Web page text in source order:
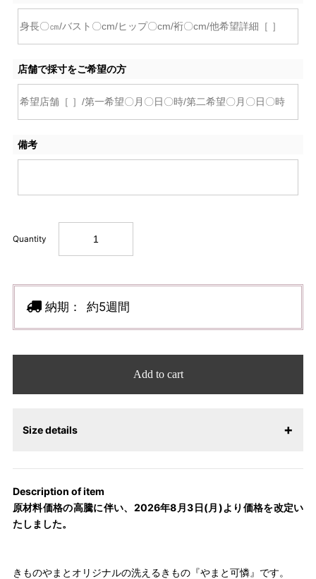
店舗で採寸をご希望の方
備考
Quantity
納期： 約5週間
Add to cart
Size details
召しになりやすい寸法に変更いたしました。変更点について詳細
をお知りになりたい方はお問い合わせください。
Description of item
原材料価格の高騰に伴い、2026年8月3日(月)より価格を改定い
たしました。
きものやまとオリジナルの洗えるきもの『やまと可憐』です。